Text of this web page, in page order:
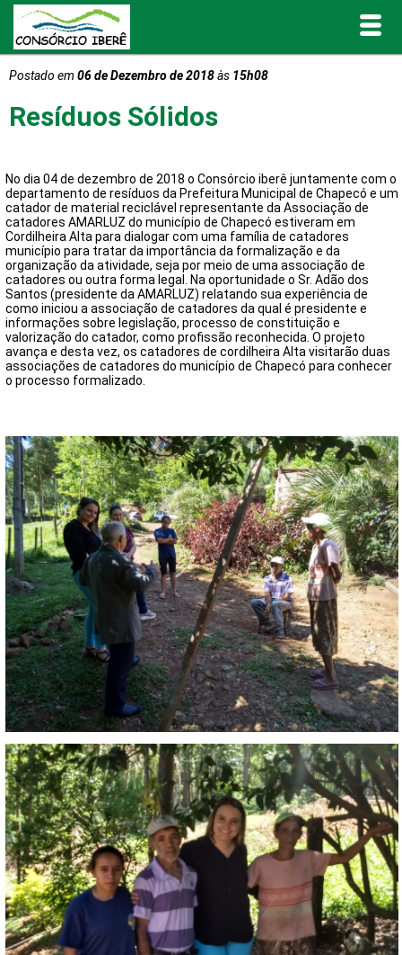
Inicial
Projetos
Portal de Transparência
Publicações
Informativos e Relatórios
Notícias
Postado em 06 de Dezembro de 2018às 15h08
Resíduos Sólidos
No dia 04 de dezembro de 2018 o Consórcio iberê juntamente com o
departamento de resíduos da Prefeitura Municipal de Chapecó e um
catador de material reciclável representante da Associação de
catadores AMARLUZ do município de Chapecó estiveram em
Cordilheira Alta para dialogar com uma família de catadores
município para tratar da importância da formalização e da
organização da atividade, seja por meio de uma associação de
catadores ou outra forma legal. Na oportunidade o Sr. Adão dos
Santos (presidente da AMARLUZ) relatando sua experiência de
como iniciou a associação de catadores da qual é presidente e
informações sobre legislação, processo de constituição e
valorização do catador, como profissão reconhecida. O projeto
avança e desta vez, os catadores de cordilheira Alta visitarão duas
associações de catadores do município de Chapecó para conhecer
o processo formalizado.